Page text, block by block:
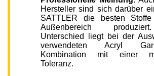
Hersteller sind sich darüber
SATTLER die besten
Außenbereich
Unterschied liegt bei der
verwendeten Acryl
Kombination mit einer
Toleranz.